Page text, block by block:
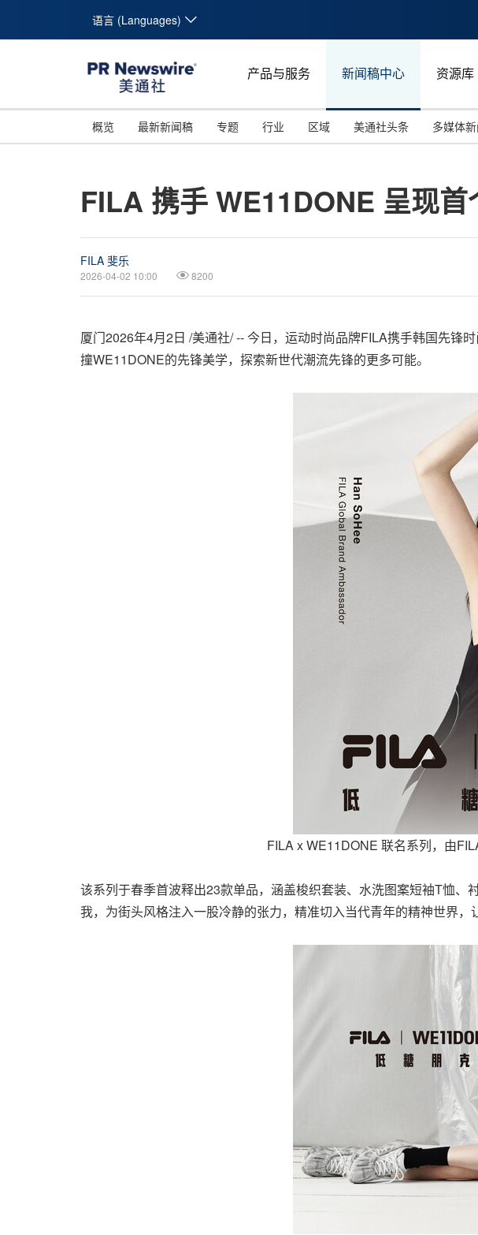
语言 (Languages)
产品与服务 新闻稿中心 资源库
概览 最新新闻稿 专题 行业 区域 美通社头条 多媒体
FILA 携手 WE11DONE 呈现
FILA 斐乐
2026-04-02 10:00 8200
厦门2026年4月2日 /美通社/ -- 今日，运动时尚品牌FILA携手韩国先锋
撞WE11DONE的先锋美学，探索新世代潮流先锋的更多可能。
FILA x WE11DONE 联名系列，由
该系列于春季首波释出23款单品，涵盖梭织套装、水洗图案短袖T恤
我，为街头风格注入一股冷静的张力，精准切入当代青年的精神世界，